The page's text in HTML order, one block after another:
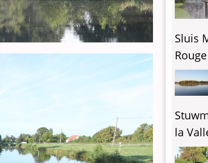
Sluis
Rouge
la